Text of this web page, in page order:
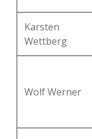
Karsten
Wettberg
Wolf Werner